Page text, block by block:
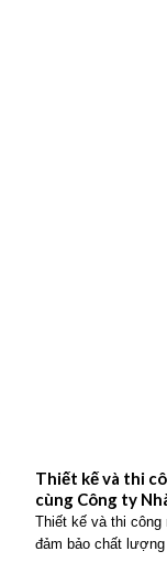
Thiết kế và thi
cùng Công ty
Thiết kế và thi
đảm bảo chất